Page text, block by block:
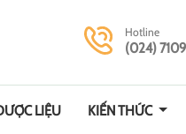
Hotline
(024)
LIỆU KIẾN THỨC